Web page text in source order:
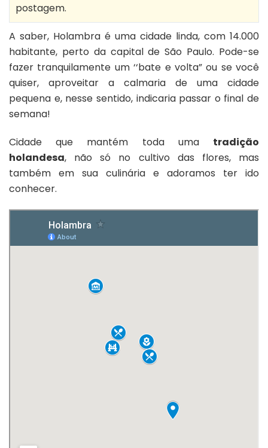
postagem.
A saber, Holambra é uma cidade linda, com 14.000
habitante, perto da capital de São Paulo. Pode-se
fazer tranquilamente um ‘‘bate e volta” ou se você
quiser, aproveitar a calmaria de uma cidade
pequena e, nesse sentido, indicaria passar o final de
semana!
Cidade que mantém toda uma tradição
holandesa, não só no cultivo das flores, mas
também em sua culinária e adoramos ter ido
conhecer.